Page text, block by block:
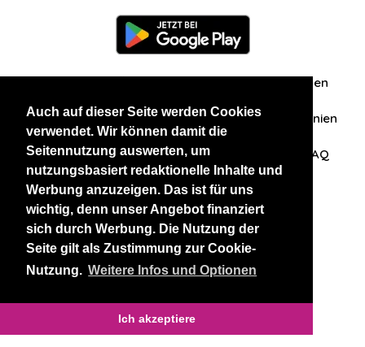
Auch auf dieser Seite werden Cookies
verwendet. Wir können damit die
Seitennutzung auswerten, um
nutzungsbasiert redaktionelle Inhalte und
Werbung anzuzeigen. Das ist für uns
wichtig, denn unser Angebot finanziert
sich durch Werbung. Die Nutzung der
Seite gilt als Zustimmung zur Cookie-
Nutzung. Weitere Infos und Optionen
Ich akzeptiere
Zuschriften/Erfahrungen
Datenschutzerklärung AGB Datenschutzrichtlinien
Nehmen Sie Kontakt mit uns auf FAQ
Unsere anderen Websites
BlackAndBeauties RussianKisses